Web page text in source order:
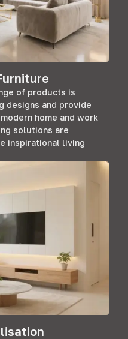
of products is
designs and provide
home and work
solutions are
inspirational living